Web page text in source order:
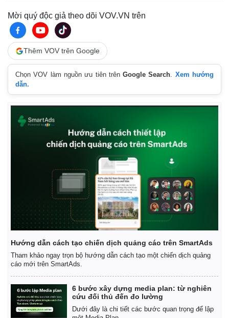
Mời quý độc giả theo dõi VOV.VN trên
Thêm VOV trên Google
Chọn VOV làm nguồn ưu tiên trênGoogle Search. Xem hướng
dẫn.
Hướng dẫn cách tạo chiến dịch quảng cáo trên SmartAds
Tham khảo ngay trọn bộ hướng dẫn cách tạo một chiến dịch quảng
cáo mới trên SmartAds.
6 bước xây dựng media plan: từ nghiên
cứu đối thủ đến đo lường
Dưới đây là chi tiết các bước quan trọng để lập